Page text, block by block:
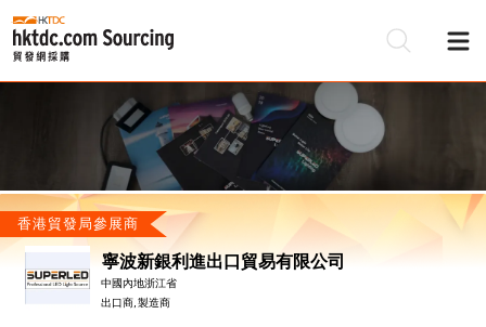
香港貿發局參展商
寧波新銀利進出口貿易有限公司
中國內地浙江省
出口商, 製造商